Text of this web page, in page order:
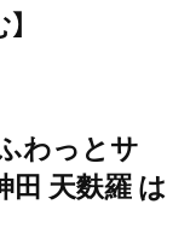
わっとサ
田 天麩羅 は